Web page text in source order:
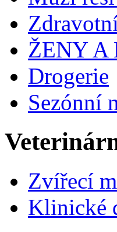
ŽENY A
Drogerie
Sezónní
Zvířecí
Klinické